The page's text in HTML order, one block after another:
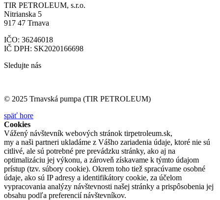
TIR PETROLEUM, s.r.o.
Nitrianska 5
917 47 Trnava
IČO: 36246018
IČ DPH: SK2020166698
Sledujte nás
© 2025 Trnavská pumpa (TIR PETROLEUM)
späť hore
Cookies
Vážený návštevník webových stránok tirpetroleum.sk,
my a naši partneri ukladáme z Vášho zariadenia údaje, ktoré nie sú
citlivé, ale sú potrebné pre prevádzku stránky, ako aj na
optimalizáciu jej výkonu, a zároveň získavame k týmto údajom
prístup (tzv. súbory cookie). Okrem toho tiež spracúvame osobné
údaje, ako sú IP adresy a identifikátory cookie, za účelom
vypracovania analýzy návštevnosti našej stránky a prispôsobenia jej
obsahu podľa preferencií návštevníkov.